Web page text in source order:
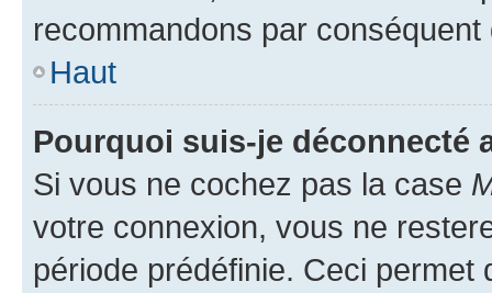
recommandons par conséquent
Haut
Pourquoi suis-je déconnecté
Si vous ne cochez pas la case
votre connexion, vous ne
période prédéfinie. Ceci permet